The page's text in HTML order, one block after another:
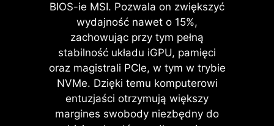
BIOS-ie MSI. Pozwala on zwiększyć
wydajność nawet o 15%,
zachowując przy tym pełną
stabilność układu iGPU, pamięci
oraz magistrali PCIe, w tym w trybie
NVMe. Dzięki temu komputerowi
entuzjaści otrzymują większy
margines swobody niezbędny do
przepustowości i obniżenie
opóźnień. Dzięki czterem zestawom
ustawień timingów RAM
użytkownicy mogą znaleźć
optymalną konfigurację w
zależności od jakości posiadanych
modułów pamięci.
elektroniczne przed skutkami
przepięć. Wszystkie modele płyt
głównych MSI wyposażono w tego
typu diody. Gdy napięcie
gwałtownie wzrasta, dioda TVS
przełącza się ze stanu wysokiej
rezystancji w stan niskiej
rezystancji, odprowadzając